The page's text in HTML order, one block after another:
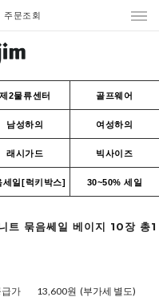
주문조회
제2물류센터 골프웨어
남성하의 여성하의
래시가드 빅사이즈
세일[럭키박스] 30~50% 세일
트 묶음쎄일 베이지 10장 총1
급가 13,600원 (부가세 별도)